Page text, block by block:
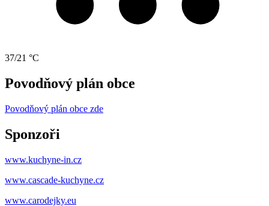
37/21 °C
Povodňový plán obce
Povodňový plán obce zde
Sponzoři
www.kuchyne-in.cz
www.cascade-kuchyne.cz
www.carodejky.eu